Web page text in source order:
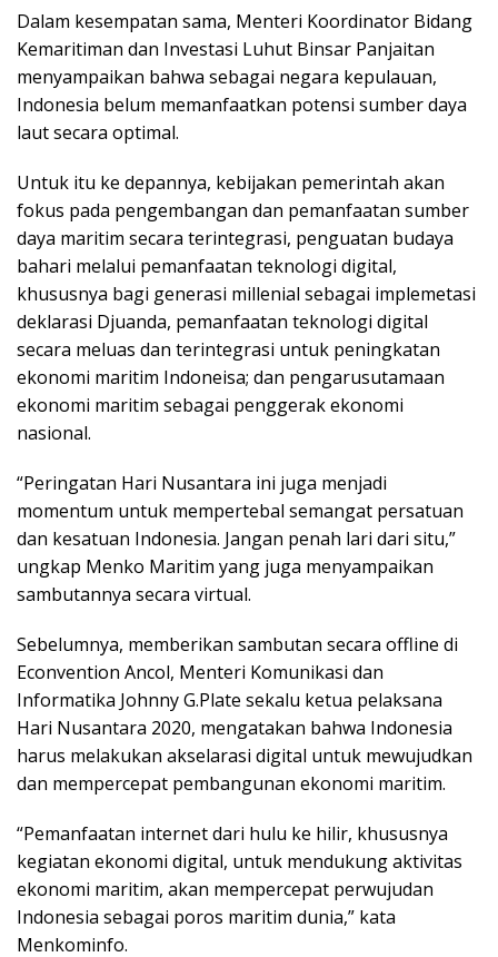
Dalam kesempatan sama, Menteri Koordinator Bidang
Kemaritiman dan Investasi Luhut Binsar Panjaitan
menyampaikan bahwa sebagai negara kepulauan,
Indonesia belum memanfaatkan potensi sumber daya
laut secara optimal.
Untuk itu ke depannya, kebijakan pemerintah akan
fokus pada pengembangan dan pemanfaatan sumber
daya maritim secara terintegrasi, penguatan budaya
bahari melalui pemanfaatan teknologi digital,
khususnya bagi generasi millenial sebagai implemetasi
deklarasi Djuanda, pemanfaatan teknologi digital
secara meluas dan terintegrasi untuk peningkatan
ekonomi maritim Indoneisa; dan pengarusutamaan
ekonomi maritim sebagai penggerak ekonomi
nasional.
“Peringatan Hari Nusantara ini juga menjadi
momentum untuk mempertebal semangat persatuan
dan kesatuan Indonesia. Jangan penah lari dari situ,”
ungkap Menko Maritim yang juga menyampaikan
sambutannya secara virtual.
Sebelumnya, memberikan sambutan secara offline di
Econvention Ancol, Menteri Komunikasi dan
Informatika Johnny G.Plate sekalu ketua pelaksana
Hari Nusantara 2020, mengatakan bahwa Indonesia
harus melakukan akselarasi digital untuk mewujudkan
dan mempercepat pembangunan ekonomi maritim.
“Pemanfaatan internet dari hulu ke hilir, khususnya
kegiatan ekonomi digital, untuk mendukung aktivitas
ekonomi maritim, akan mempercepat perwujudan
Indonesia sebagai poros maritim dunia,” kata
Menkominfo.